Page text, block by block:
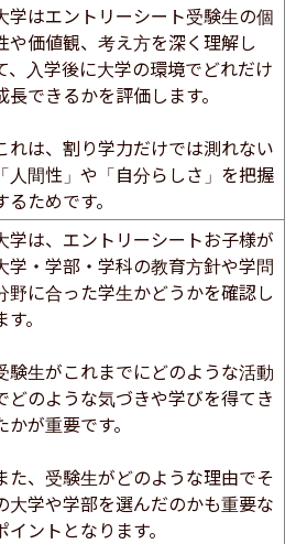
学はエントリーシート受験生の個
や価値観、考え方を深く理解し
、入学後に大学の環境でどれだけ
長できるかを評価します。
れは、割り学力だけでは測れない
「人間性」や「自分らしさ」を把握
るためです。
学は、エントリーシートお子様が
学・学部・学科の教育方針や学問
野に合った学生かどうかを確認し
す。
験生がこれまでにどのような活動
どのような気づきや学びを得てき
かが重要です。
た、受験生がどのような理由でそ
大学や学部を選んだのかも重要な
イントとなります。